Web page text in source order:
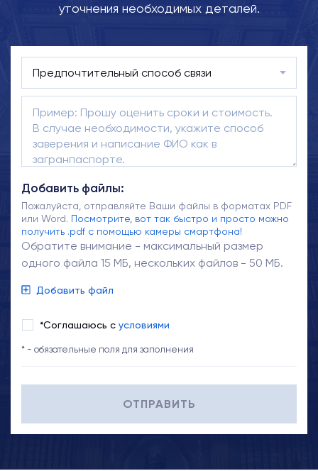
уточнения необходимых деталей.
Добавить файлы:
Пожалуйста, отправляйте Ваши файлы в форматах PDF
или Word. Посмотрите, вот так быстро и просто можно
получить .pdf с помощью камеры смартфона!
Обратите внимание - максимальный размер
одного файла 15 МБ, нескольких файлов - 50 МБ.
Добавить файл
*Соглашаюсь с условиями
* - обязательные поля для заполнения
ОТПРАВИТЬ